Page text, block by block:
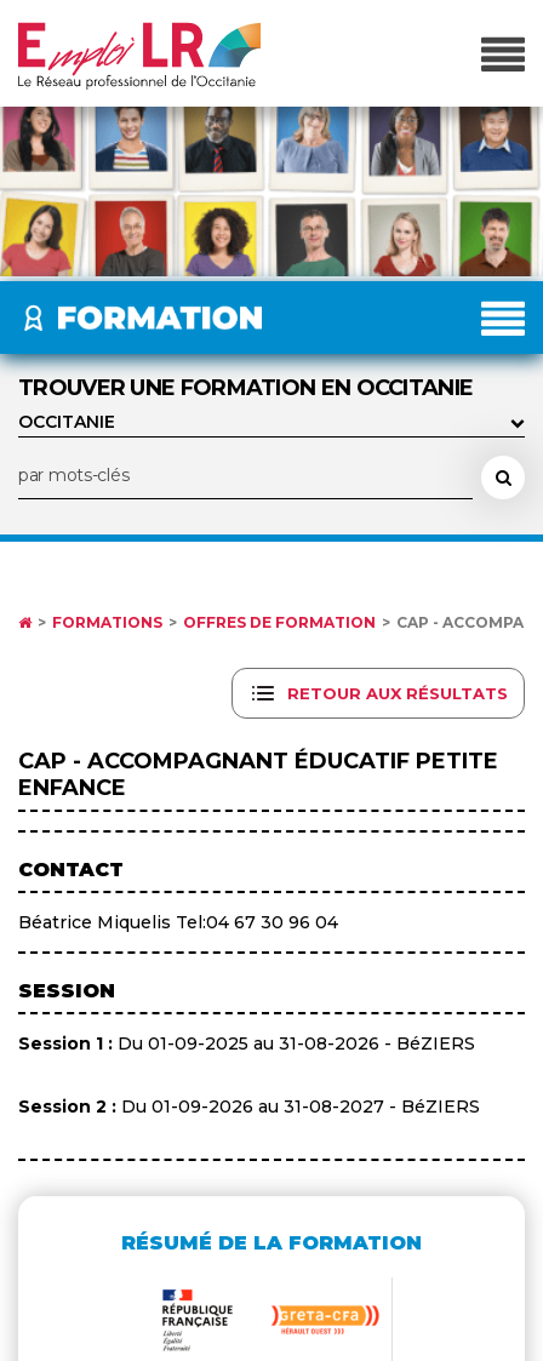
TROUVER UNE FORMATION EN OCCITANIE
FORMATIONS OFFRES DE FORMATION CAP -
RETOUR AUX RÉSULTATS
CAP - ACCOMPAGNANT ÉDUCATIF PETITE
ENFANCE
CONTACT
Béatrice Miquelis Tel:04 67 30 96 04
SESSION
Session 1 : Du 01-09-2025 au 31-08-2026 - BéZIERS
Session 2 : Du 01-09-2026 au 31-08-2027 - BéZIERS
RÉSUMÉ DE LA FORMATION